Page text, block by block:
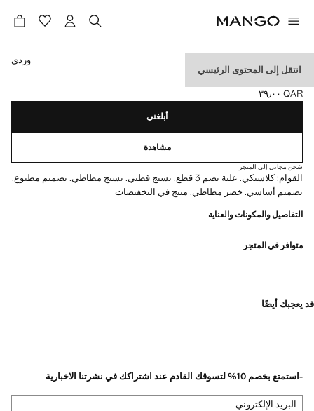
انتقل إلى المحتوى الرئيسي
سروال قطن عدد 3 قطع
السعر الحالي [QAR ٣٩٫٠٠ ]
QAR ٣٩٫٠٠
حدد اللون
وردي
أبلغني
مشاهدة
شحن مجاني إلى المتجر
القوام: كلاسيكي. علبة تضم 3 قطع. نسيج قطني. نسيج مطاطي. تصميم مطبوع.
تصميم أساسي. خصر مطاطي. منتج في التخفيضات
التفاصيل والمكونات والعناية
متوافر في المتجر
قد يعجبك أيضًا
-استمتع بخصم 10% لتسوقك القادم عند اشتراكك في نشرتنا الاخبارية
البريد الإلكتروني